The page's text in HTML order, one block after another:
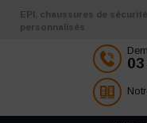
Aller au contenu
EPI chaussures de sécurité
personnalisés